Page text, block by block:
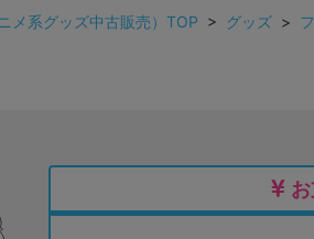
メ系グッズ中古販売）TOP > グッズ >